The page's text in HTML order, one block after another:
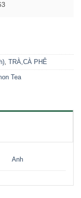
TRÀ,CÀ PHÊ
Tea
Anh